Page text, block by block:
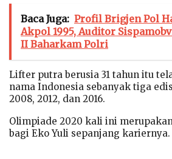
Baca Juga: Profil Brigjen Pol
Akpol 1995, Auditor
II Baharkam Polri
Lifter putra berusia 31 tahun itu
nama Indonesia sebanyak tiga
2008, 2012, dan 2016.
Olimpiade 2020 kali ini
bagi Eko Yuli sepanjang kariernya.